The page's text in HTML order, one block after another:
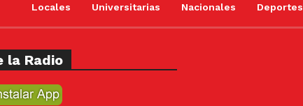
Locales Universitarias Nacionales Deportes
la Radio